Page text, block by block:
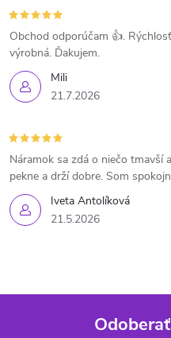
Mili
21.7.2026
Obchod odporúčam 👍.
výrobná. Ďakujem.
Iveta Antolíková
21.5.2026
Náramok sa zdá o niečo tmavší
pekne a drží dobre. Som